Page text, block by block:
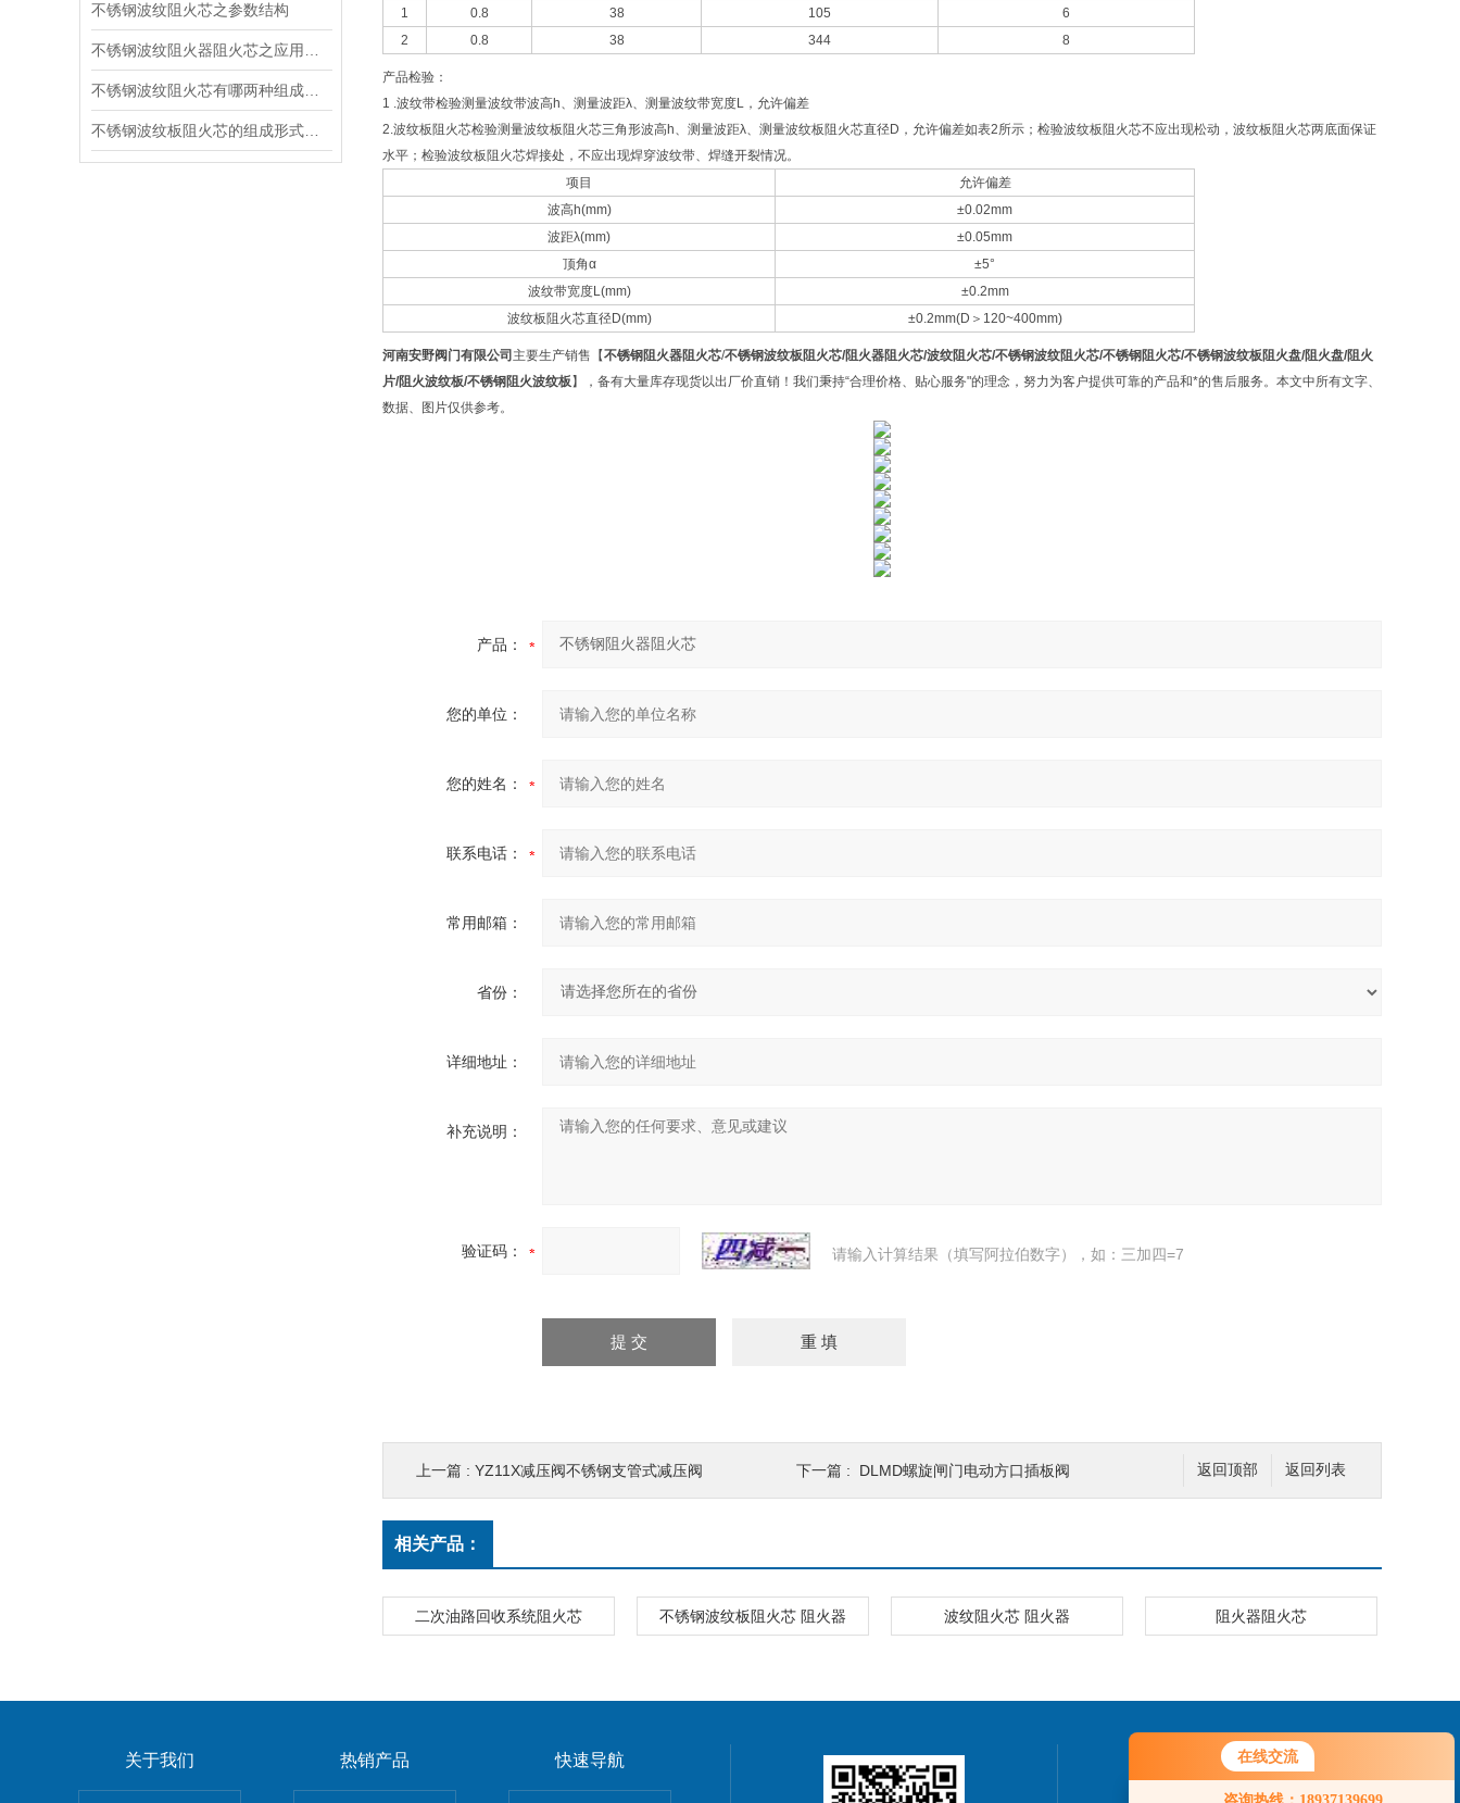
在线交流
不锈钢波纹阻火芯之参数结构 ​
1
0.8 38 105
6
2
0.8 38 344 8
产品检验：
1 .波纹带检验测量波纹带波高h、测量波距λ、测量波纹带宽度L，允许偏差
2.波纹板阻火芯检验测量波纹板阻火芯三角形波高h、测量波距λ、测量波纹板阻火芯直径D，允许偏差如表2所示；检验波纹板阻火芯不应出现松动，波纹板阻火芯两底面保证
水平；检验波纹板阻火芯焊接处，不应出现焊穿波纹带、焊缝开裂情况。
项目
允许偏差
波高h(mm)
±0.02mm
波距λ(mm)
±0.05mm
顶角α
±5°
波纹带宽度L(mm)
±0.2mm
波纹板阻火芯直径D(mm)
±0.2mm(D＞120~400mm)
河南安野阀门有限公司 主要生产销售【不锈钢阻火器阻火芯/不锈钢波纹板阻火芯/阻火器阻火芯/波纹阻火芯/不锈钢波纹阻火芯/不锈钢阻火芯/不锈钢波纹板阻火盘/阻火盘/阻火
片/阻火波纹板/不锈钢阻火波纹板】，备有大量库存现货以出厂价直销！我们秉持“合理价格、贴心服务"的理念，努力为客户提供可靠的产品和*的售后服务。本文中所有文字、
数据、图片仅供参考。
产品：
您的单位：
您的姓名：
联系电话：
常用邮箱：
省份：
详细地址：
补充说明：
验证码： 请输入计算结果（填写阿拉伯数字），如：三加四=7
返回列表
返回顶部
上一篇 : YZ11X减压阀不锈钢支管式减压阀 下一篇 : DLMD螺旋闸门电动方口插板阀
相关产品：
二次油路回收系统阻火芯 不锈钢波纹板阻火芯 阻火器 波纹阻火芯 阻火器 阻火器阻火芯
关于我们 热销产品 快速导航
联系我们